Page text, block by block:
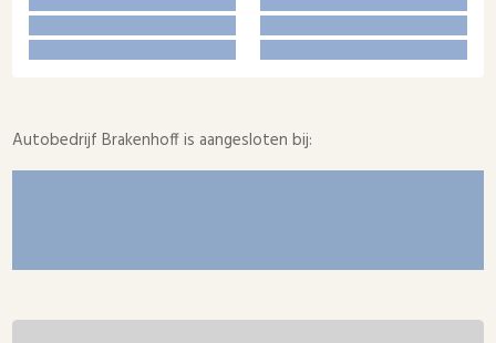
Autobedrijf Brakenhoff is aangesloten bij: